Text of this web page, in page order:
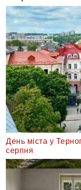
День міста у
серпня